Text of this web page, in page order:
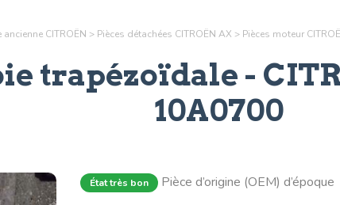
CITROËN > Pièces détachées CITROËN AX > Pièces moteur
trapézoïdale -
10A0700
État très bon Pièce d’origine (OEM) d’époque